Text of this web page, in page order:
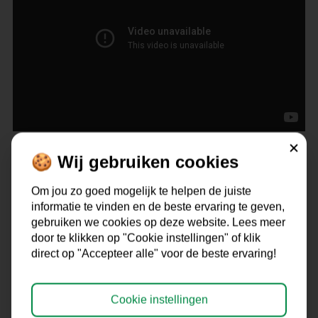
Naar alle podcasts:
http://hiddenheroespodcast.nl​
fitness-ondernemersreis op
🍪 Wij gebruiken cookies
Om jou zo goed mogelijk te helpen de juiste
informatie te vinden en de beste ervaring te geven,
gebruiken we cookies op deze website. Lees meer
door te klikken op "Cookie instellingen" of klik
direct op "Accepteer alle" voor de beste ervaring!
Sluiten
Cookie instellingen